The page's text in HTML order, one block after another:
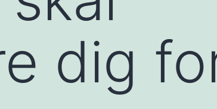
dig